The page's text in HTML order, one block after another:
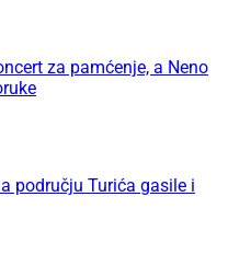
za pamćenje, a Neno
području Turića gasile i